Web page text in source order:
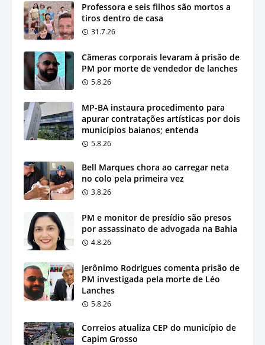
Professora e seis filhos são mortos a
tiros dentro de casa
31.7.26
Câmeras corporais levaram à prisão de
PM por morte de vendedor de lanches
5.8.26
MP-BA instaura procedimento para
apurar contratações artísticas por dois
municípios baianos; entenda
5.8.26
Bell Marques chora ao carregar neta
no colo pela primeira vez
3.8.26
PM e monitor de presídio são presos
por assassinato de advogada na Bahia
4.8.26
Jerônimo Rodrigues comenta prisão de
PM investigada pela morte de Léo
Lanches
5.8.26
Correios atualiza CEP do município de
Capim Grosso